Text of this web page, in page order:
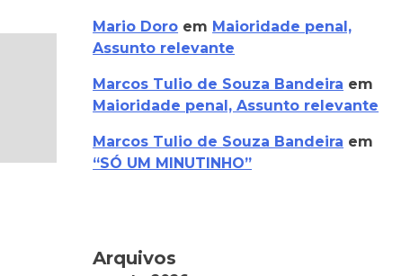
Mario Doro em Maioridade penal,
Assunto relevante
Marcos Tulio de Souza Bandeira em
Maioridade penal, Assunto relevante
Marcos Tulio de Souza Bandeira em
“SÓ UM MINUTINHO”
Arquivos